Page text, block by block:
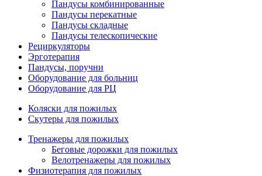
Пандусы комбинированные
Пандусы перекатные
Пандусы складные
Пандусы телескопические
Рециркуляторы
Эрготерапия
Пандусы, поручни
Оборудование для больниц
Оборудование для РЦ
Коляски для пожилых
Скутеры для пожилых
Тренажеры для пожилых
Беговые дорожки для пожилых
Велотренажеры для пожилых
Физиотерапия для пожилых